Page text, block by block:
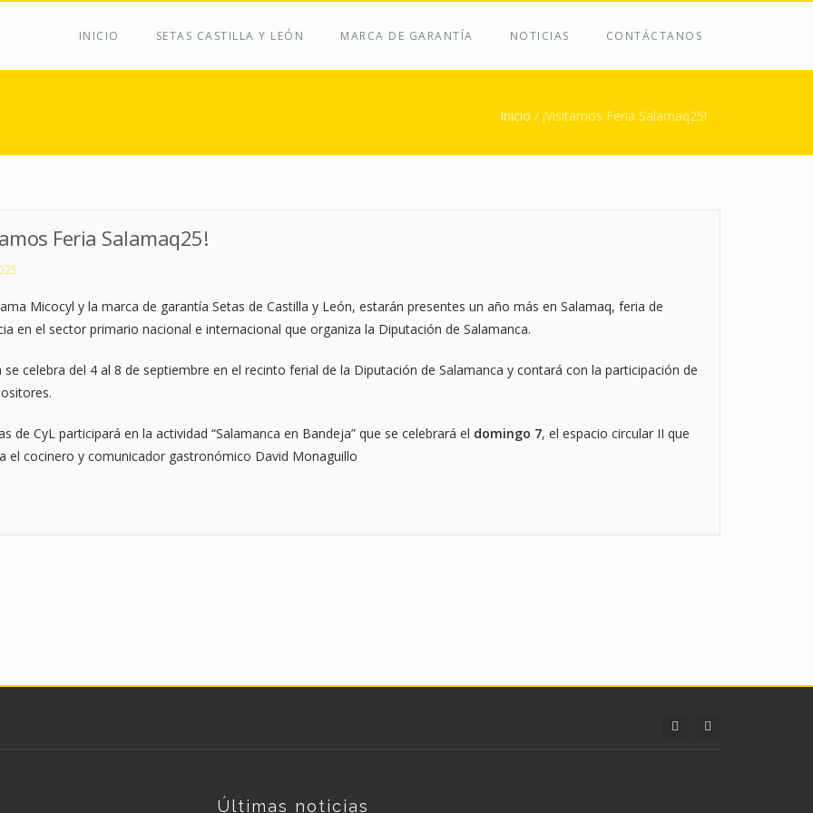
INICIO SETAS CASTILLA Y LEÓN MARCA DE GARANTÍA NOTICIAS CONTÁCTANOS
Inicio / ¡Visitamos Feria Salamaq25!
Feria Salamaq25!
Micocyl y la marca de garantía Setas de Castilla y León, estarán presentes un año más en Salamaq, feria de
en el sector primario nacional e internacional que organiza la Diputación de Salamanca.
se celebra del 4 al 8 de septiembre en el recinto ferial de la Diputación de Salamanca y contará con la participación de
de CyL participará en la actividad “Salamanca en Bandeja” que se celebrará el domingo 7, el espacio circular II que
el cocinero y comunicador gastronómico David Monaguillo
Últimas noticias